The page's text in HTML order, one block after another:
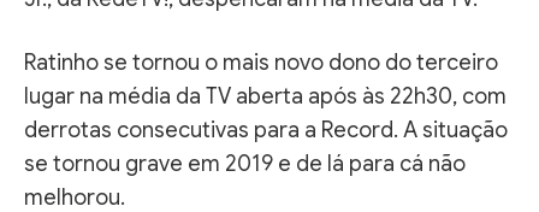
Ratinho se tornou o mais novo dono do terceiro
lugar na média da TV aberta após às 22h30, com
derrotas consecutivas para a Record. A situação
se tornou grave em 2019 e de lá para cá não
melhorou.